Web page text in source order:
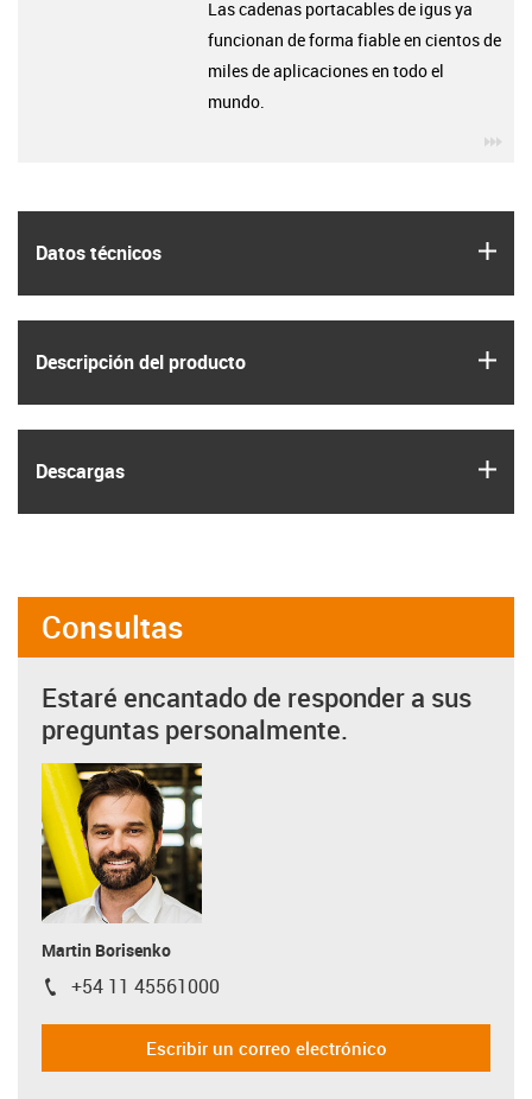
Datos técnicos
Descripción del producto
Descargas
Las cadenas portacables de igus ya
funcionan de forma fiable en cientos de
miles de aplicaciones en todo el
mundo.
Consultas
Estaré encantado de responder a sus
preguntas personalmente.
Martin Borisenko
igus-icon-phone
+54 11 45561000
Escribir un correo electrónico